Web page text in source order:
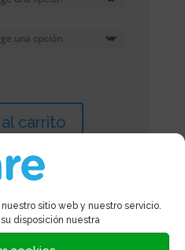
sitio web y nuestro servicio.
disposición nuestra
carrito